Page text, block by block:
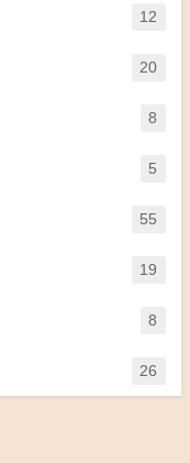
12
20
8
5
55
19
8
26